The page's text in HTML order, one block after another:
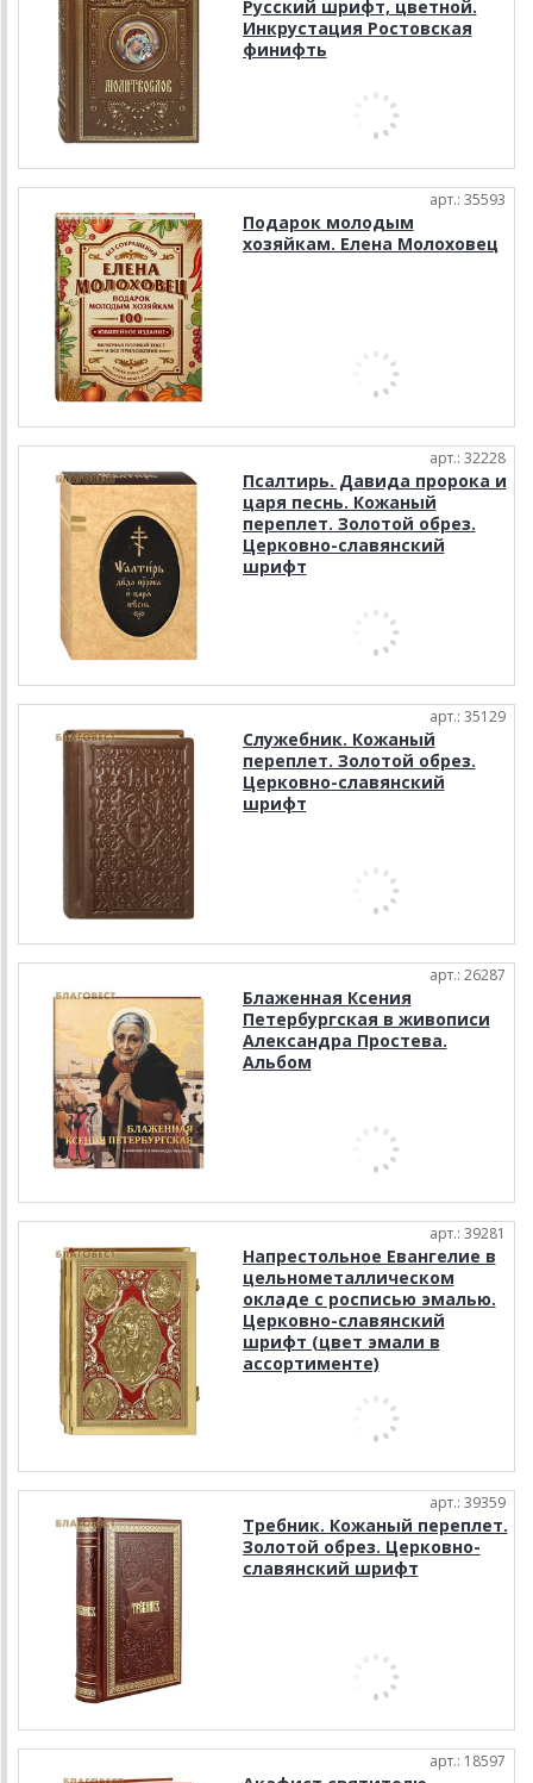
Русский шрифт, цветной.
Инкрустация Ростовская
финифть
арт.: 35593
Подарок молодым
хозяйкам. Елена Молоховец
арт.: 32228
Псалтирь. Давида пророка и
царя песнь. Кожаный
переплет. Золотой обрез.
Церковно-славянский
шрифт
арт.: 35129
Служебник. Кожаный
переплет. Золотой обрез.
Церковно-славянский
шрифт
арт.: 26287
Блаженная Ксения
Петербургская в живописи
Александра Простева.
Альбом
арт.: 39281
Напрестольное Евангелие в
цельнометаллическом
окладе с росписью эмалью.
Церковно-славянский
шрифт (цвет эмали в
ассортименте)
арт.: 39359
Требник. Кожаный переплет.
Золотой обрез. Церковно-
славянский шрифт
арт.: 18597